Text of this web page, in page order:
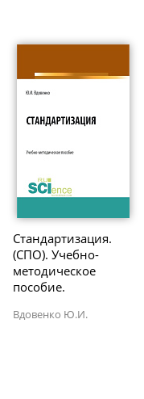
Стандартизация.
(СПО). Учебно-
методическое
пособие.
Вдовенко Ю.И.